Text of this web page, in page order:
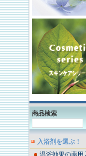
商品検索
入浴剤を選ぶ！
温浴効果の薬用